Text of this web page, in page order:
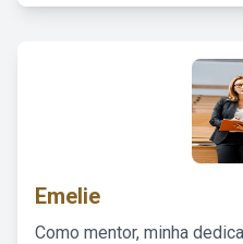
Emelie
Como mentor, minha